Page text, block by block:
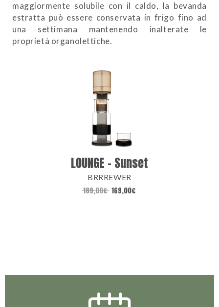
maggiormente solubile con il caldo, la bevanda
estratta può essere conservata in frigo fino ad
una settimana mantenendo inalterate le
proprietà organolettiche.
LOUNGE – Sunset
BRRREWER
189,00€ 169,00€